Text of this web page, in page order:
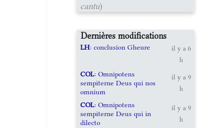
cantu)
Dernières modifications
LH: conclusion Gheure
il y a 6
h
COL: Omnipotens
sempiterne Deus qui nos
omnium
il y a 9
h
COL: Omnipotens
sempiterne Deus qui in
dilecto
il y a 9
h